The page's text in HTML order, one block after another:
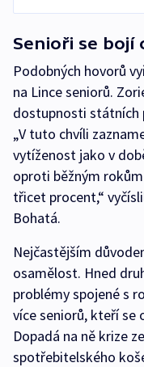
Senioři se bojí
Podobných hovorů
na Lince seniorů.
dostupnosti státních
„V tuto chvíli
vytíženost jako v
oproti běžným
třicet procent,“
Bohatá.
Nejčastějším
osamělost. Hned
problémy spojené s
více seniorů, kteří se
Dopadá na ně krize
spotřebitelského